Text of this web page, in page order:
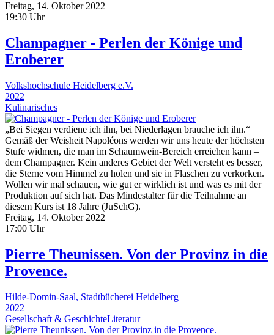
Freitag, 14. Oktober 2022
19:30 Uhr
Champagner - Perlen der Könige und
Eroberer
Volkshochschule Heidelberg e.V.
2022
Kulinarisches
„Bei Siegen verdiene ich ihn, bei Niederlagen brauche ich ihn.“
Gemäß der Weisheit Napoléons werden wir uns heute der höchsten
Stufe widmen, die man im Schaumwein-Bereich erreichen kann –
dem Champagner. Kein anderes Gebiet der Welt versteht es besser,
die Sterne vom Himmel zu holen und sie in Flaschen zu verkorken.
Wollen wir mal schauen, wie gut er wirklich ist und was es mit der
Produktion auf sich hat. Das Mindestalter für die Teilnahme an
diesem Kurs ist 18 Jahre (JuSchG).
Freitag, 14. Oktober 2022
17:00 Uhr
Pierre Theunissen. Von der Provinz in die
Provence.
Hilde-Domin-Saal, Stadtbücherei Heidelberg
2022
Gesellschaft & GeschichteLiteratur